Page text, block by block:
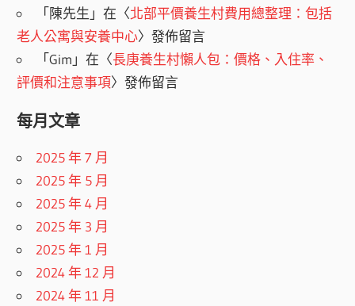
「陳先生 」在〈北部平價養生村費用總整理：包括
老人公寓與安養中心〉發佈留言
「Gim 」在〈長庚養生村懶人包：價格、入住率、
評價和注意事項〉發佈留言
每月文章
2025 年 7 月
2025 年 5 月
2025 年 4 月
2025 年 3 月
2025 年 1 月
2024 年 12 月
2024 年 11 月